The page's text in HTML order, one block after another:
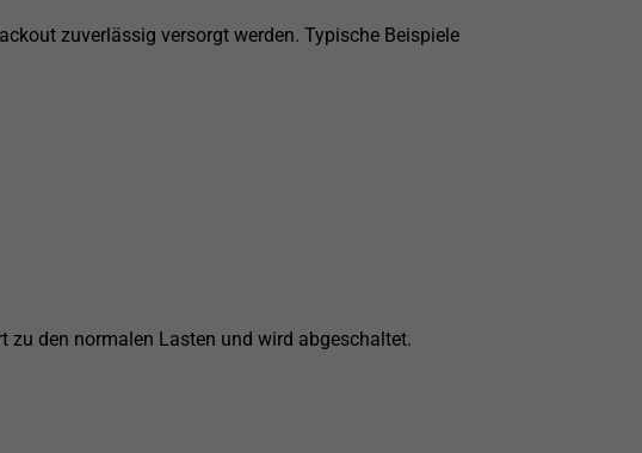
zuverlässig versorgt werden. Typische Beispiele
den normalen Lasten und wird abgeschaltet.